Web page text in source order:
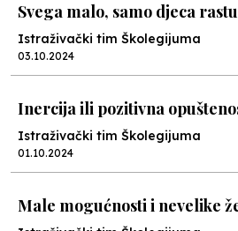
Svega malo, samo djeca rastu
Istraživački tim Školegijuma
03.10.2024
Inercija ili pozitivna
Istraživački tim Školegijuma
01.10.2024
Male mogućnosti i nevelike